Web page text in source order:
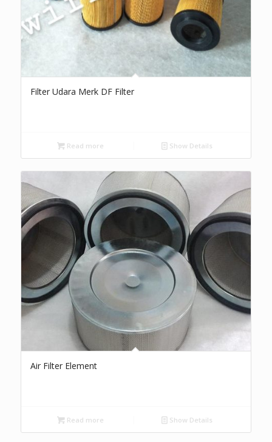
Filter Udara Merk DF Filter
Read more Show Details
Air Filter Element
Read more Show Details